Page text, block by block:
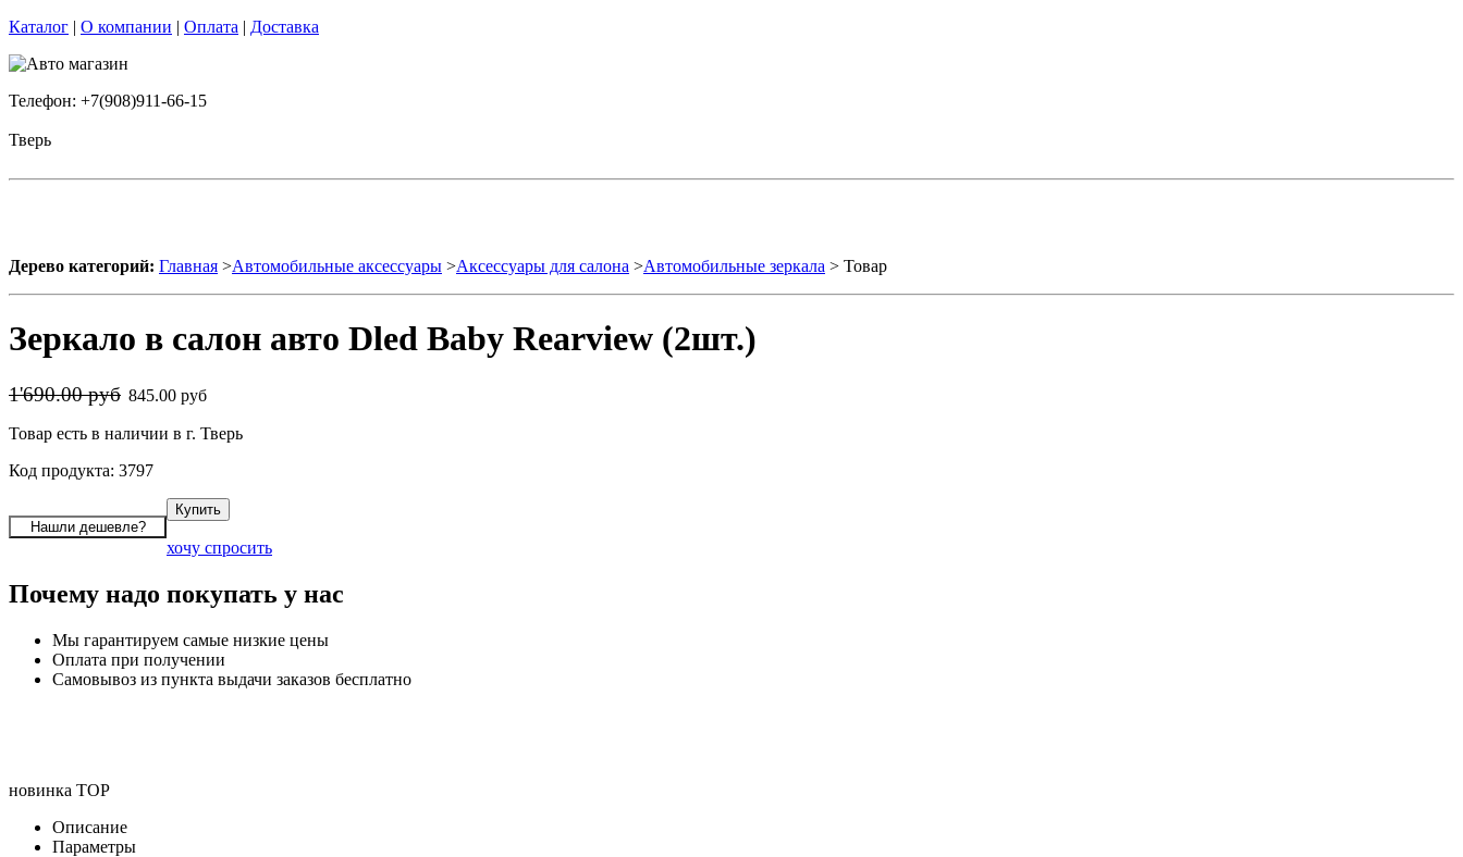
Каталог | О компании | Оплата | Доставка
Телефон: +7(908)911-66-15
Тверь
Дерево категорий: Главная >Автомобильные аксессуары >Аксессуары для салона >Автомобильные зеркала > Товар
Зеркало в салон авто Dled Baby Rearview (2шт.)
1'690.00 руб 845.00 руб
Товар есть в наличии в г. Тверь
Код продукта: 3797
хочу спросить
Почему надо покупать у нас
Мы гарантируем самые низкие цены
Оплата при получении
Самовывоз из пункта выдачи заказов бесплатно
новинка TOP
Описание
Параметры